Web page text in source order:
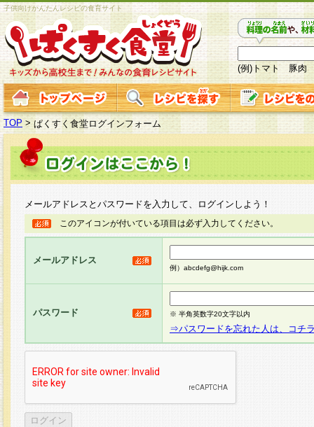
子供向けかんたんレシピの食育サイト
(例)トマト 豚肉
TOP > ぱくすく食堂ログインフォーム
メールアドレスとパスワードを入力して、ログインしよう！
このアイコンが付いている項目は必ず入力してください。
メールアドレス
例）abcdefg@hijk.com
パスワード ※ 半角英数字20文字以内
⇒パスワードを忘れた人は、コチ